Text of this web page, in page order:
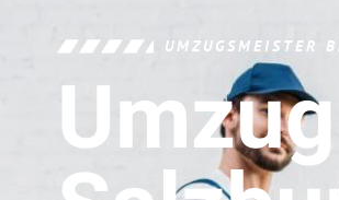
UMZUGSMEISTER
Umzug